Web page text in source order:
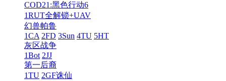
COD21:黑色行动6
1RUT全解锁+UAV
幻兽帕鲁
1CA 2FD 3Sun 4TU 5HT
灰区战争
1Bot 2JJ
第一后裔
1TU 2GF诛仙